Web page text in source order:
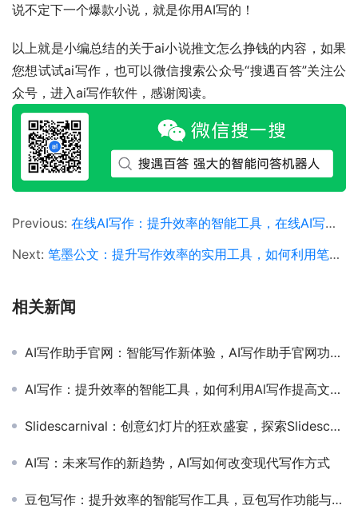
说不定下一个爆款小说，就是你用AI写的！
以上就是小编总结的关于ai小说推文怎么挣钱的内容，如果
您想试试ai写作，也可以微信搜索公众号“搜遇百答”关注公
众号，进入ai写作软件，感谢阅读。
Previous: 在线AI写作：提升效率的智能工具，在线AI写作软件如何帮助提高写作效率
Next: 笔墨公文：提升写作效率的实用工具，如何利用笔墨公文优化公文写作流程
相关新闻
AI写作助手官网：智能写作新体验，AI写作助手官网功能与使用教程
Al写作：提升效率的智能工具，如何利用Al写作提高文章创作效率
Slidescarnival：创意幻灯片的狂欢盛宴，探索Slidescarnival如何提升你的演示文稿设计
AI写：未来写作的新趋势，AI写如何改变现代写作方式
豆包写作：提升效率的智能写作工具，豆包写作功能与使用体验全解析